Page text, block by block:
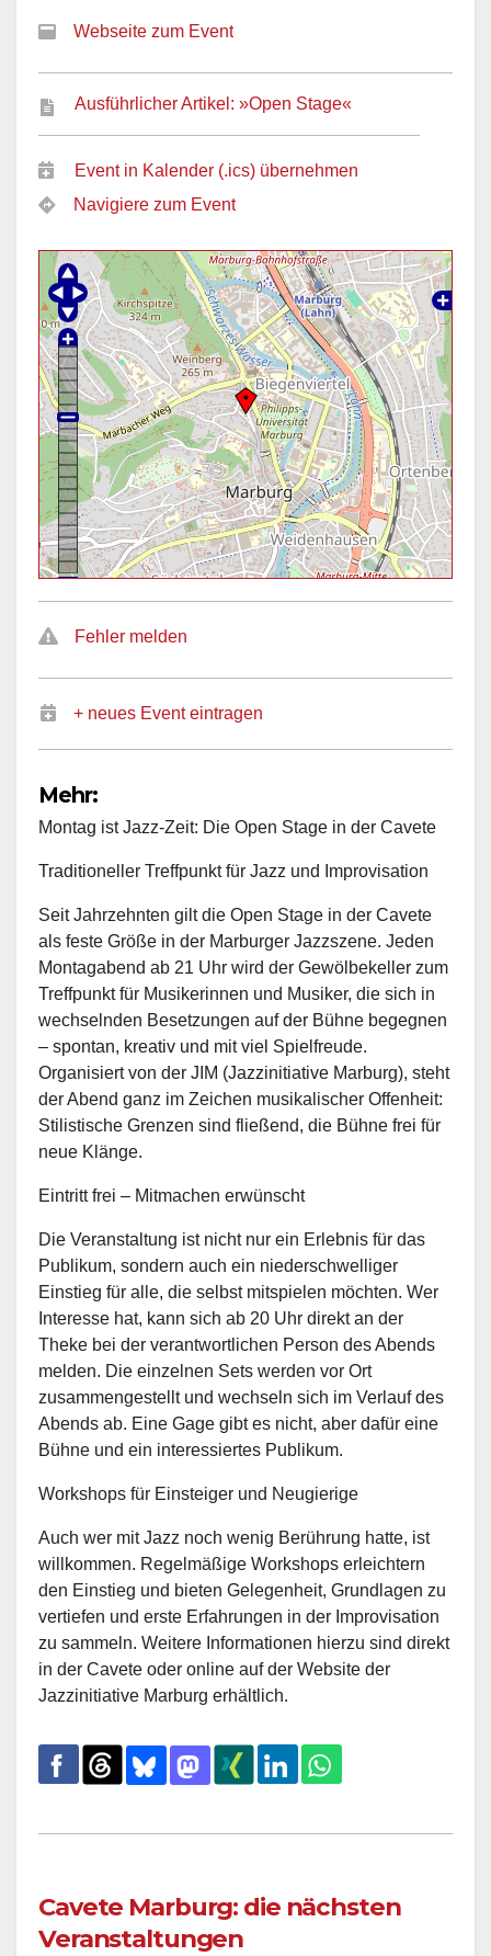
Webseite zum Event
Ausführlicher Artikel: »Open Stage«
Event in Kalender (.ics) übernehmen
Navigiere zum Event
Fehler melden
+ neues Event eintragen
Mehr:
Montag ist Jazz-Zeit: Die Open Stage in der Cavete
Traditioneller Treffpunkt für Jazz und Improvisation
Seit Jahrzehnten gilt die Open Stage in der Cavete
als feste Größe in der Marburger Jazzszene. Jeden
Montagabend ab 21 Uhr wird der Gewölbekeller zum
Treffpunkt für Musikerinnen und Musiker, die sich in
wechselnden Besetzungen auf der Bühne begegnen
– spontan, kreativ und mit viel Spielfreude.
Organisiert von der JIM (Jazzinitiative Marburg), steht
der Abend ganz im Zeichen musikalischer Offenheit:
Stilistische Grenzen sind fließend, die Bühne frei für
neue Klänge.
Eintritt frei – Mitmachen erwünscht
Die Veranstaltung ist nicht nur ein Erlebnis für das
Publikum, sondern auch ein niederschwelliger
Einstieg für alle, die selbst mitspielen möchten. Wer
Interesse hat, kann sich ab 20 Uhr direkt an der
Theke bei der verantwortlichen Person des Abends
melden. Die einzelnen Sets werden vor Ort
zusammengestellt und wechseln sich im Verlauf des
Abends ab. Eine Gage gibt es nicht, aber dafür eine
Bühne und ein interessiertes Publikum.
Workshops für Einsteiger und Neugierige
Auch wer mit Jazz noch wenig Berührung hatte, ist
willkommen. Regelmäßige Workshops erleichtern
den Einstieg und bieten Gelegenheit, Grundlagen zu
vertiefen und erste Erfahrungen in der Improvisation
zu sammeln. Weitere Informationen hierzu sind direkt
in der Cavete oder online auf der Website der
Jazzinitiative Marburg erhältlich.
Cavete Marburg: die nächsten
Veranstaltungen